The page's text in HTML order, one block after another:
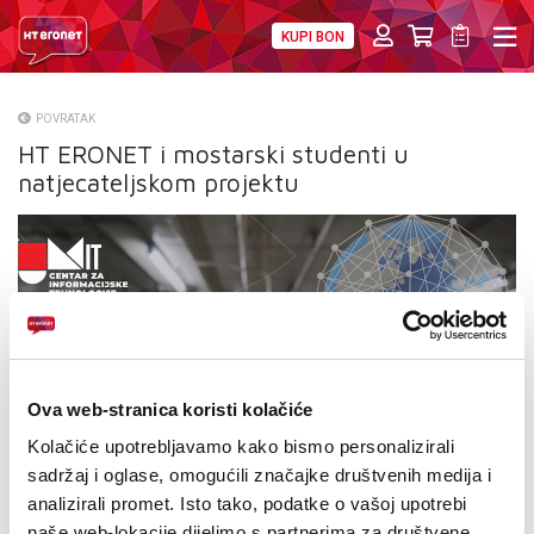
Ova web-stranica koristi kolačiće
Kolačiće upotrebljavamo kako bismo personalizirali
sadržaj i oglase, omogućili značajke društvenih medija i
analizirali promet. Isto tako, podatke o vašoj upotrebi
KUPI BON
O NAMA
NATJEČAJI
VELEPRODAJA
E-RAČUN
POVRATAK
HT ERONET i mostarski studenti u
natjecateljskom projektu